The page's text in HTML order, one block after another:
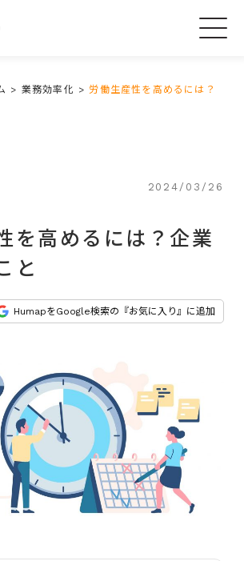
> 業務効率化 > 労働生産性を高めるには？
2024/03/26
を高めるには？企業
と
HumapをGoogle検索の『お気に入り』に追加